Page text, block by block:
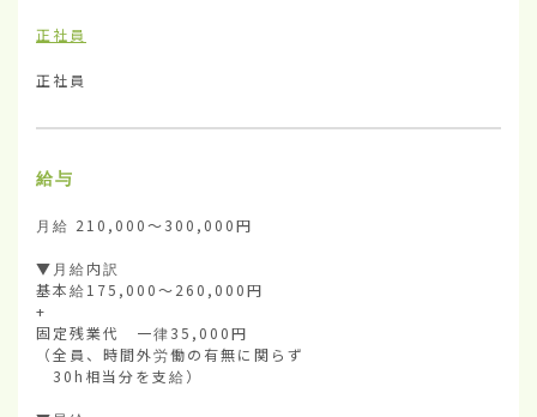
正社員
正社員
給与
月給 210,000～300,000円
▼月給内訳
基本給175,000～260,000円
+
固定残業代　一律35,000円
（全員、時間外労働の有無に関らず
30h相当分を支給）